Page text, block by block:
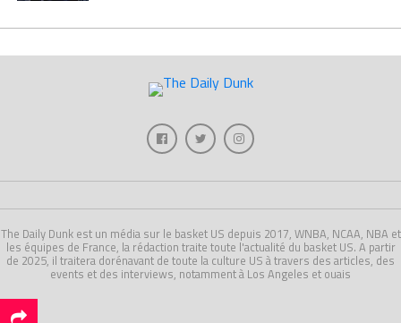
The Daily Dunk est un média sur le basket US depuis 2017, WNBA, NCAA, NBA et
les équipes de France, la rédaction traite toute l'actualité du basket US. A partir
de 2025, il traitera dorénavant de toute la culture US à travers des articles, des
events et des interviews, notamment à Los Angeles et ouais